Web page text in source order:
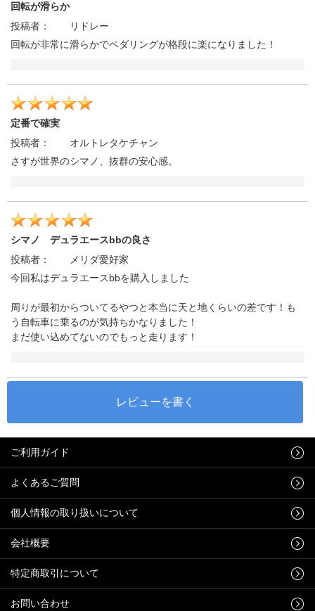
回転が滑らか
投稿者：
リドレー
回転が非常に滑らかでペダリングが格段に楽になりました！
定番で確実
投稿者：
オルトレタケチャン
さすが世界のシマノ、抜群の安心感。
シマノ デュラエースbbの良さ
投稿者：
メリダ愛好家
今回私はデュラエースbbを購入しました
周りが最初からついてるやつと本当に天と地くらいの差です！も
う自転車に乗るのが気持ちかなりました！
まだ使い込めてないのでもっと走ります！
ご利用ガイド
よくあるご質問
個人情報の取り扱いについて
会社概要
特定商取引について
お問い合わせ